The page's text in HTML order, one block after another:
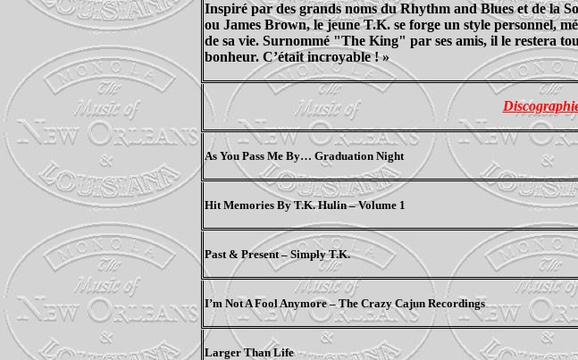
Inspiré par des grands noms du Rhythm and Blues et de la
ou James Brown, le jeune T.K. se forge un style personnel,
de sa vie. Surnommé "The King" par ses amis, il le restera
bonheur. C’était incroyable ! »
As You Pass Me By… Graduation Night
Hit Memories By T.K. Hulin – Volume 1
Past & Present – Simply T.K.
I’m Not A Fool Anymore – The Crazy Cajun Recordings
Larger Than Life